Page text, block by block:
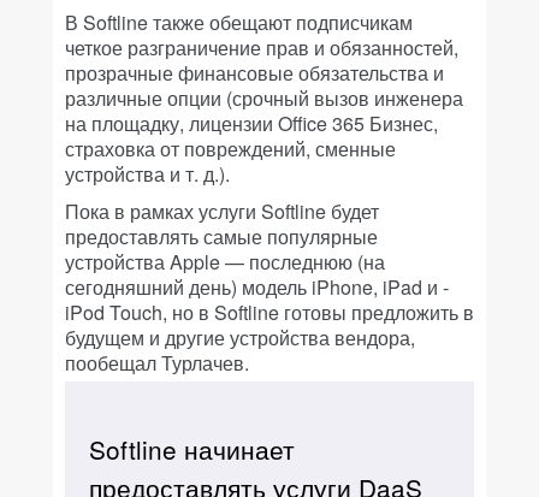
В Softline также обещают подписчикам
четкое разграничение прав и обязанностей,
прозрачные финансовые обязательства и
различные опции (срочный вызов инженера
на площадку, лицензии Office 365 Бизнес,
страховка от повреждений, сменные
устройства и т. д.).
Пока в рамках услуги Softline будет
предоставлять самые популярные
устройства Apple — последнюю (на
сегодняшний день) модель iPhone, iPad и ­
iPod Touch, но в Softline готовы предложить в
будущем и другие устройства вендора,
пообещал Турлачев.
Softline начинает
предоставлять услуги DaaS